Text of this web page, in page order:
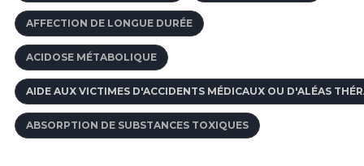
AFFECTION DE LONGUE DURÉE
ACIDOSE MÉTABOLIQUE
AIDE AUX VICTIMES D'ACCIDENTS MÉDICAUX OU D'ALÉAS
ABSORPTION DE SUBSTANCES TOXIQUES